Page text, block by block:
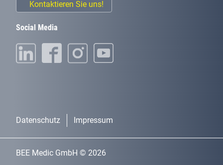
Kontaktieren Sie uns!
Social Media
BEE Medic GmbH © 2026
Datenschutz Impressum